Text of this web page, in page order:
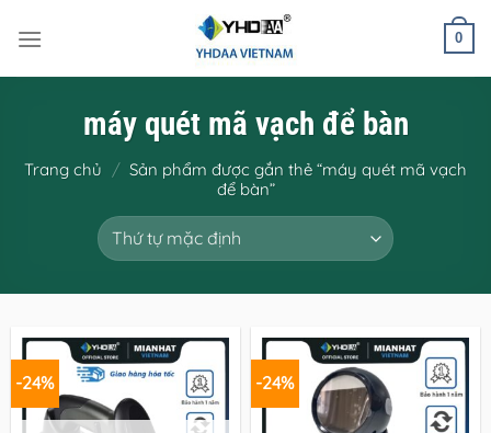
qua
0
máy quét mã vạch để bàn
Trang chủ / Sản phẩm được gắn thẻ “máy quét mã vạch
để bàn”
-24% -24%